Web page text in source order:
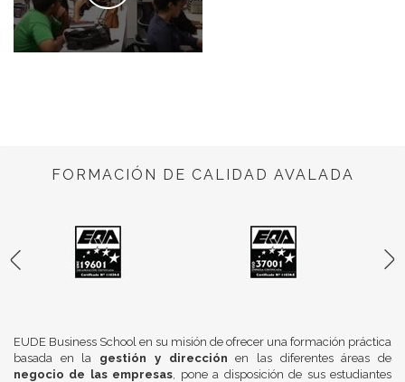
FORMACIÓN DE CALIDAD AVALADA
EUDE Business School en su misión de ofrecer una formación práctica
basada en la gestión y dirección en las diferentes áreas de
negocio de las empresas, pone a disposición de sus estudiantes